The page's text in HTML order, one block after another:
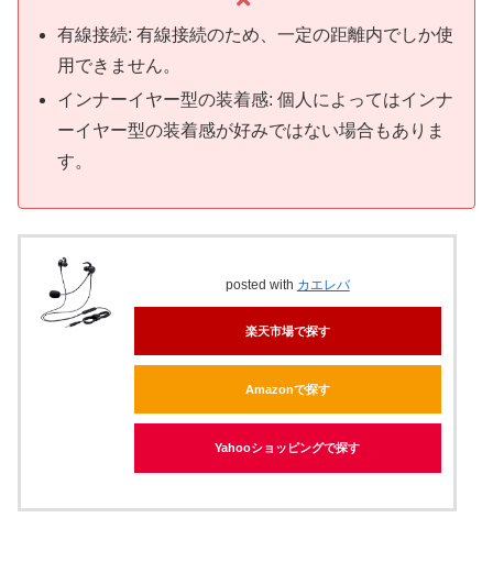
有線接続: 有線接続のため、一定の距離内でしか使
用できません。
インナーイヤー型の装着感: 個人によってはインナ
ーイヤー型の装着感が好みではない場合もありま
す。
posted with カエレバ
楽天市場で探す
Amazonで探す
Yahooショッピングで探す